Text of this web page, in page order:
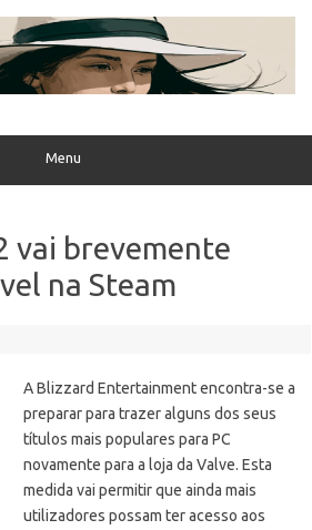
Menu
vai brevemente
na Steam
A Blizzard Entertainment encontra-se a
preparar para trazer alguns dos seus
títulos mais populares para PC
novamente para a loja da Valve. Esta
medida vai permitir que ainda mais
utilizadores possam ter acesso aos